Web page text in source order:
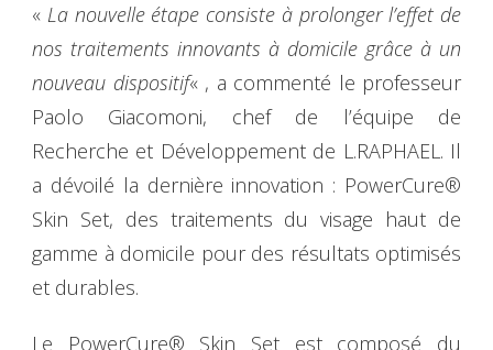
« La nouvelle étape consiste à prolonger l’effet de
nos traitements innovants à domicile grâce à un
nouveau dispositif« , a commenté le professeur
Paolo Giacomoni, chef de l’équipe de
Recherche et Développement de L.RAPHAEL. Il
a dévoilé la dernière innovation : PowerCure®
Skin Set, des traitements du visage haut de
gamme à domicile pour des résultats optimisés
et durables.
Le PowerCure® Skin Set est composé du